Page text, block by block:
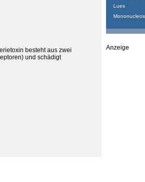
besteht aus zwei
und schädigt
Lues
Anzeige